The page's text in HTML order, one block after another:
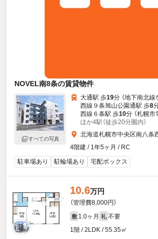
NOVEL南8条の賃貸物件
すべての写真
大通駅 歩19分 （地下南北線
西線９条旭山公園通駅 歩8
西線６条駅 歩10分 （札幌市
ほか4駅（徒歩20分圏内）
北海道札幌市中央区南八条
4階建 / 1年5ヶ月 / RC
駐車場あり
駐輪場あり 宅配ボックス
10.6万円
（管理費8,000円）
敷 1.0ヶ月 礼 不要
1階 / 2LDK / 55.35㎡